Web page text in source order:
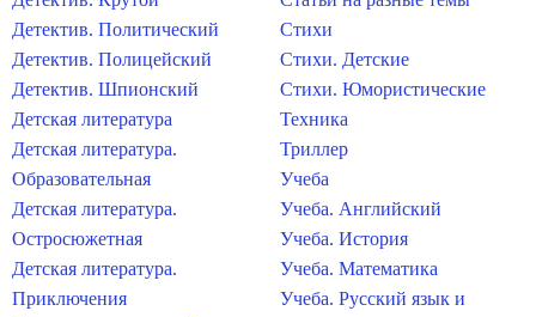
Детектив. Политический
Детектив. Полицейский
Детектив. Шпионский
Детская литература
Детская литература.
Образовательная
Детская литература.
Остросюжетная
Детская литература.
Приключения
Стихи
Стихи. Детские
Стихи. Юмористические
Техника
Триллер
Учеба
Учеба. Английский
Учеба. История
Учеба. Математика
Учеба. Русский язык и